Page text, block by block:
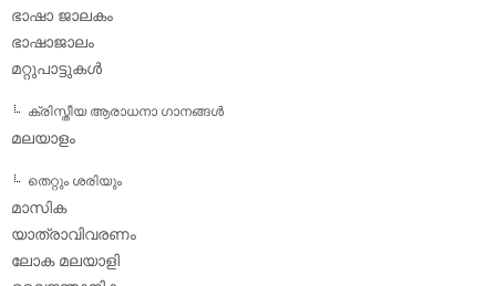
ഭാഷാ ജാലകം
ഭാഷാജാലം
മറ്റുപാട്ടുകള്‍
ക്രിസ്തീയ ആരാധനാ ഗാനങ്ങള്‍
മലയാളം
തെറ്റും ശരിയും
മാസിക
യാത്രാവിവരണം
ലോക മലയാളി